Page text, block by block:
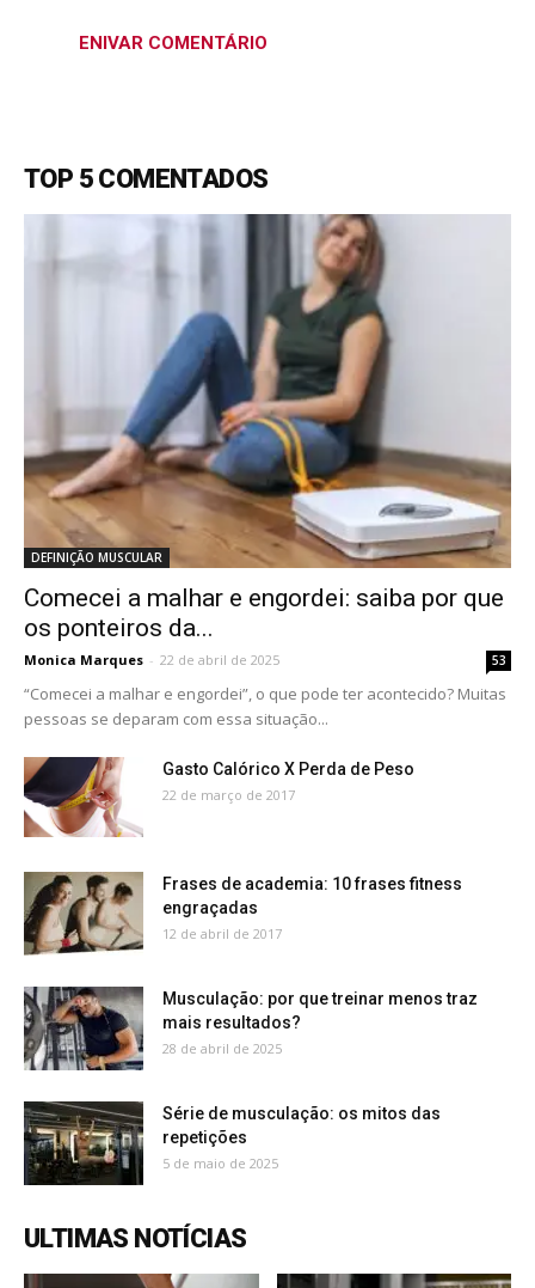
TOP 5 COMENTADOS
DEFINIÇÃO MUSCULAR
Comecei a malhar e engordei: saiba por que
os ponteiros da...
Monica Marques - 22 de abril de 2025 53
“Comecei a malhar e engordei”, o que pode ter acontecido? Muitas
pessoas se deparam com essa situação...
Gasto Calórico X Perda de Peso
22 de março de 2017
Frases de academia: 10 frases fitness
engraçadas
12 de abril de 2017
Musculação: por que treinar menos traz
mais resultados?
28 de abril de 2025
Série de musculação: os mitos das
repetições
5 de maio de 2025
ULTIMAS NOTÍCIAS